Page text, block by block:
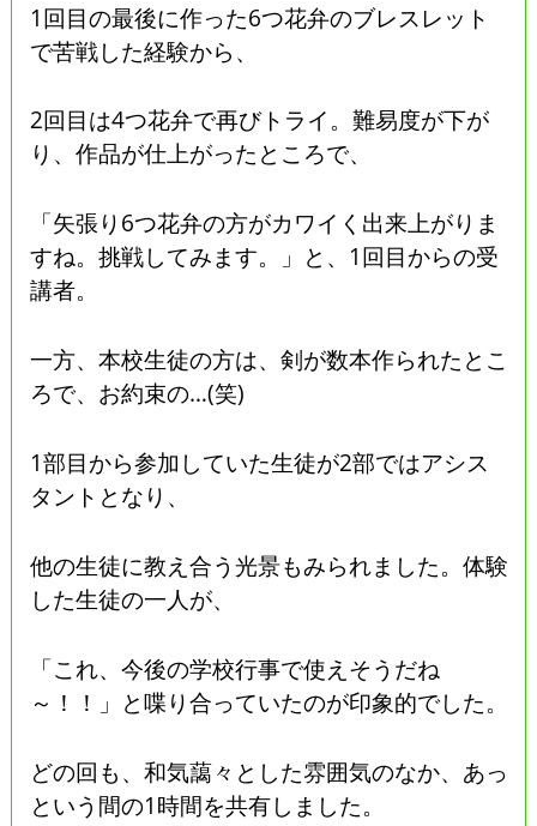
1回目の最後に作った6つ花弁のブレスレット
で苦戦した経験から、
2回目は4つ花弁で再びトライ。難易度が下が
り、作品が仕上がったところで、
「矢張り6つ花弁の方がカワイく出来上がりま
すね。挑戦してみます。」と、1回目からの受
講者。
一方、本校生徒の方は、剣が数本作られたとこ
ろで、お約束の…(笑)
1部目から参加していた生徒が2部ではアシス
タントとなり、
他の生徒に教え合う光景もみられました。体験
した生徒の一人が、
「これ、今後の学校行事で使えそうだね
～！！」と喋り合っていたのが印象的でした。
どの回も、和気藹々とした雰囲気のなか、あっ
という間の1時間を共有しました。